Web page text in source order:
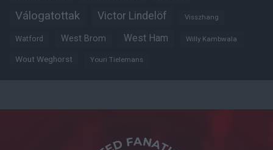
Válogatottak Victor Lindelöf Visszhang
Watford West Brom West Ham Willy Kambwala
Wout Weghorst Youri Tielemans